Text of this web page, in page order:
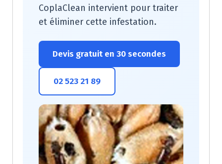
CoplaClean intervient pour traiter
et éliminer cette infestation.
Devis gratuit en 30 secondes
02 523 21 89